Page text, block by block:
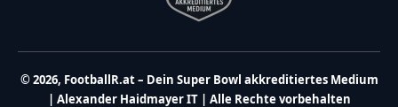
© 2026, FootballR.at – Dein Super Bowl akkreditiertes Medium
| Alexander Haidmayer IT | Alle Rechte vorbehalten